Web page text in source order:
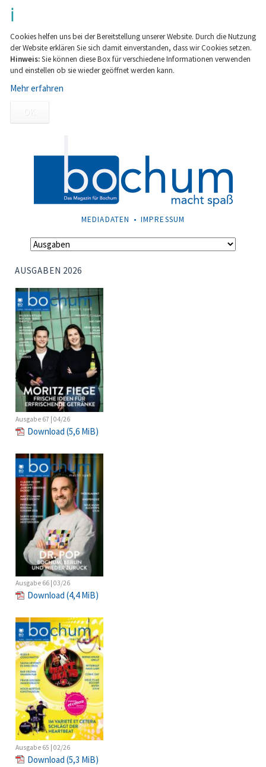
Cookies helfen uns bei der Bereitstellung unserer Website. Durch die Nutzung
der Website erklären Sie sich damit einverstanden, dass wir Cookies setzen.
Hinweis:Sie können diese Box für verschiedene Informationen verwenden
und einstellen ob sie wieder geöffnet werden kann.
Mehr erfahren
OK
NAVIGATION
MEDIADATEN IMPRESSUM
Navigation
AUSGABEN 2026
Ausgabe 67 | 04/26
Download (5,6 MiB)
Ausgabe 66 | 03/26
Download (4,4 MiB)
Ausgabe 65 | 02/26
Download (5,3 MiB)